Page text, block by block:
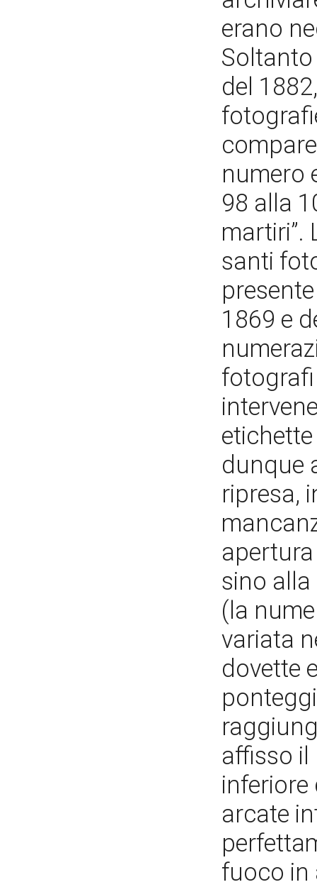
erano
del
numero
98 alla
martiri”.
santi
1869 e
fotografi
dunque
ripresa,
sino
(la
variata
dovette
affisso il
inferiore
arcate
fuoco